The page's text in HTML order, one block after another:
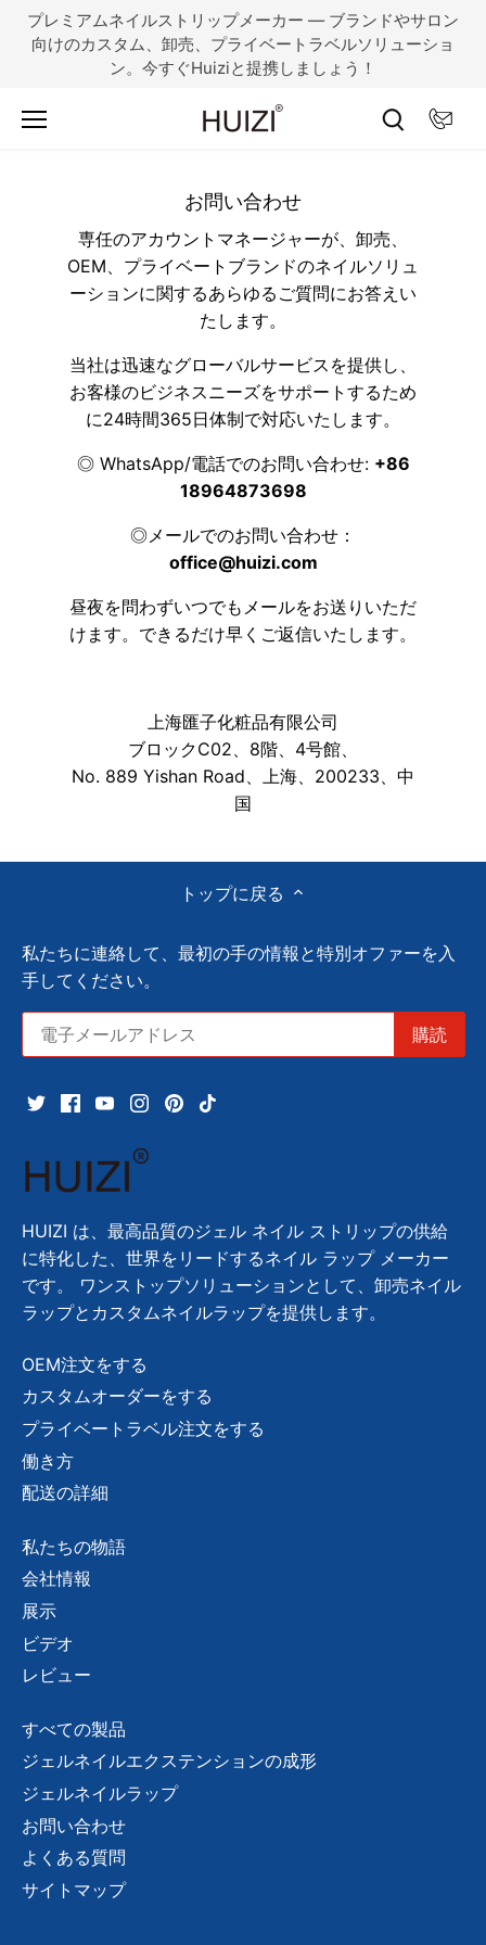
プレミアムネイルストリップメーカー — ブランドやサロン
向けのカスタム、卸売、プライベートラベルソリューショ
ン。今すぐHuiziと提携しましょう！
お問い合わせ
専任のアカウントマネージャーが、卸売、
OEM、プライベートブランドのネイルソリュ
ーションに関するあらゆるご質問にお答えい
たします。
当社は迅速なグローバルサービスを提供し、
お客様のビジネスニーズをサポートするため
に24時間365日体制で対応いたします。
◎ WhatsApp/電話でのお問い合わせ: +86
18964873698
◎メールでのお問い合わせ：
office@huizi.com
昼夜を問わずいつでもメールをお送りいただ
けます。できるだけ早くご返信いたします。
上海匯子化粧品有限公司
ブロックC02、8階、4号館、
No. 889 Yishan Road、上海、200233、中
国
トップに戻る
私たちに連絡して、最初の手の情報と特別オファーを入
手してください。
HUIZI は、最高品質のジェル ネイル ストリップの供給
に特化した、世界をリードするネイル ラップ メーカー
です。 ワンストップソリューションとして、卸売ネイル
ラップとカスタムネイルラップを提供します。
OEM注文をする
カスタムオーダーをする
プライベートラベル注文をする
働き方
配送の詳細
私たちの物語
会社情報
展示
ビデオ
レビュー
すべての製品
ジェルネイルエクステンションの成形
ジェルネイルラップ
お問い合わせ
よくある質問
サイトマップ